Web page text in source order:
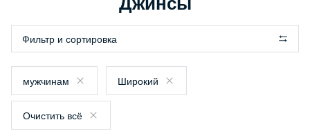
Фильтр и сортировка
мужчинам Широкий
Очистить всё